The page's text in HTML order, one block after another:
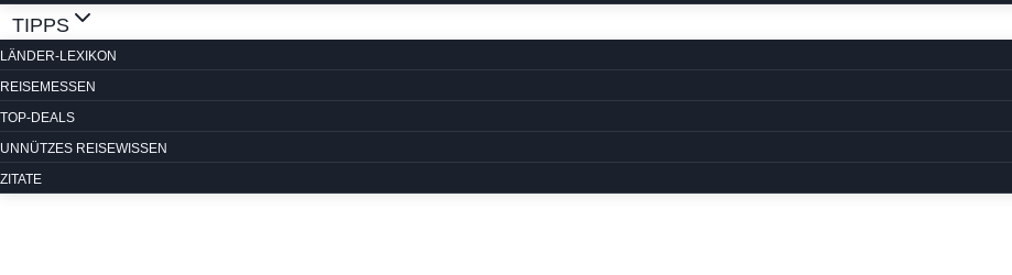
TIPPS
LÄNDER-LEXIKON
REISEMESSEN
TOP-DEALS
UNNÜTZES REISEWISSEN
ZITATE